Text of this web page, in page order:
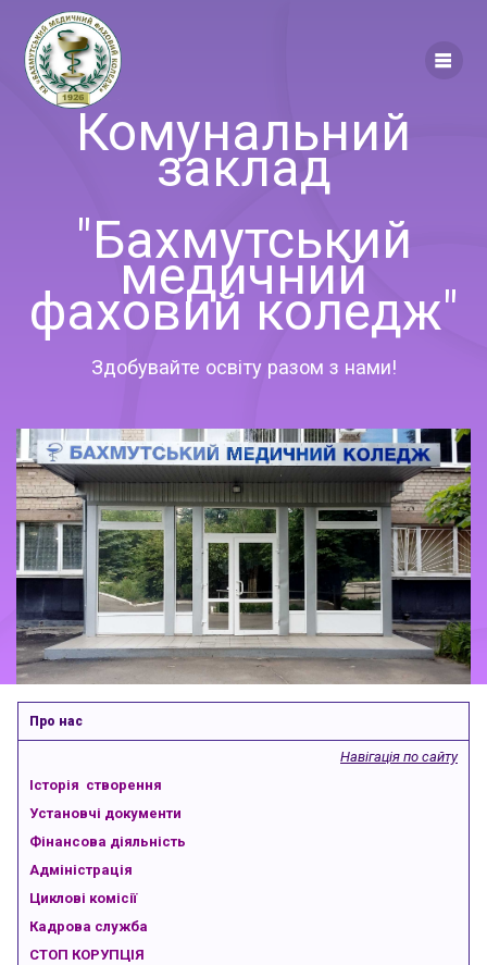
Комунальний
заклад
"Бахмутський
медичний
фаховий коледж"
Здобувайте освіту разом з нами!
Про нас
Навігація по сайту
Історія створення
Установчі документи
Фінансова діяльність
Адміністрація
Циклові комісії
Кадрова служба
СТОП КОРУПЦІЯ